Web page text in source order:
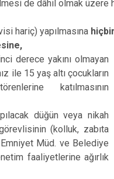
de dâhil olmak üzere
hariç) yapılmasına
derece yakını olmayan
ile 15 yaş altı çocukların
katılmasının
düğün veya nikah
(kolluk, zabıta
Müd. ve Belediye
faaliyetlerine ağırlık